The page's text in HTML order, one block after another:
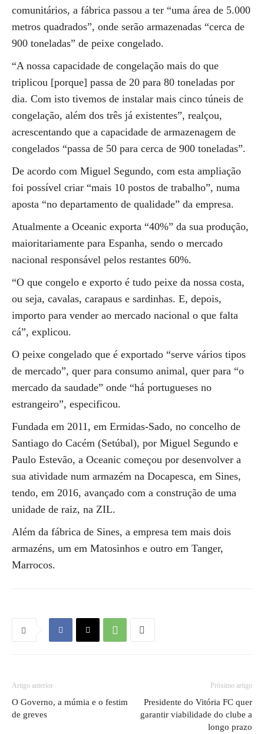
comunitários, a fábrica passou a ter “uma área de 5.000
metros quadrados”, onde serão armazenadas “cerca de
900 toneladas” de peixe congelado.
“A nossa capacidade de congelação mais do que
triplicou [porque] passa de 20 para 80 toneladas por
dia. Com isto tivemos de instalar mais cinco túneis de
congelação, além dos três já existentes”, realçou,
acrescentando que a capacidade de armazenagem de
congelados “passa de 50 para cerca de 900 toneladas”.
De acordo com Miguel Segundo, com esta ampliação
foi possível criar “mais 10 postos de trabalho”, numa
aposta “no departamento de qualidade” da empresa.
Atualmente a Oceanic exporta “40%” da sua produção,
maioritariamente para Espanha, sendo o mercado
nacional responsável pelos restantes 60%.
“O que congelo e exporto é tudo peixe da nossa costa,
ou seja, cavalas, carapaus e sardinhas. E, depois,
importo para vender ao mercado nacional o que falta
cá”, explicou.
O peixe congelado que é exportado “serve vários tipos
de mercado”, quer para consumo animal, quer para “o
mercado da saudade” onde “há portugueses no
estrangeiro”, especificou.
Fundada em 2011, em Ermidas-Sado, no concelho de
Santiago do Cacém (Setúbal), por Miguel Segundo e
Paulo Estevão, a Oceanic começou por desenvolver a
sua atividade num armazém na Docapesca, em Sines,
tendo, em 2016, avançado com a construção de uma
unidade de raiz, na ZIL.
Além da fábrica de Sines, a empresa tem mais dois
armazéns, um em Matosinhos e outro em Tanger,
Marrocos.
Artigo anterior
O Governo, a múmia e o festim
de greves
Próximo artigo
Presidente do Vitória FC quer
garantir viabilidade do clube a
longo prazo